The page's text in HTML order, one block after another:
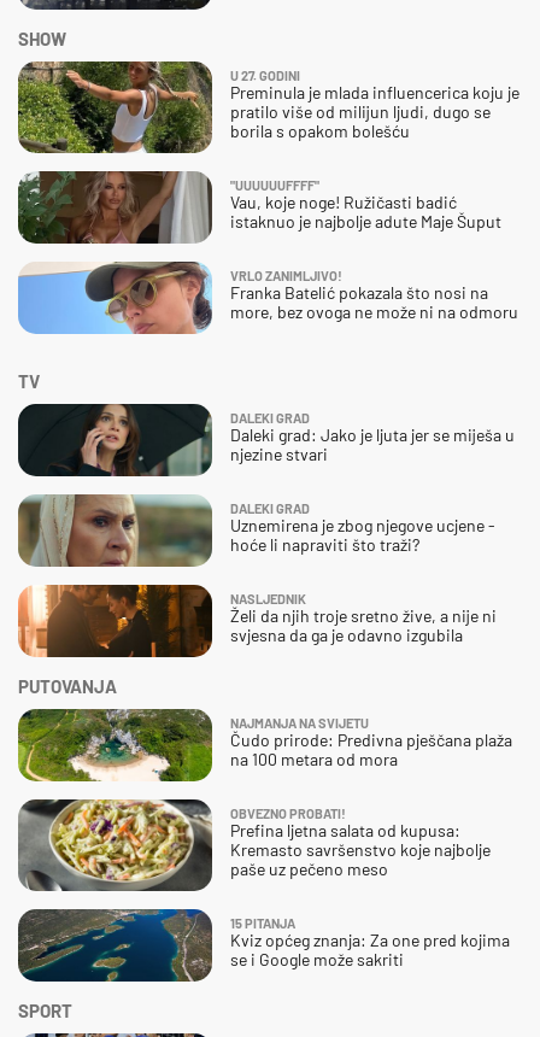
SHOW
U 27. GODINI
Preminula je mlada influencerica koju je
pratilo više od milijun ljudi, dugo se
borila s opakom bolešću
"UUUUUUFFFF"
Vau, koje noge! Ružičasti badić
istaknuo je najbolje adute Maje Šuput
VRLO ZANIMLJIVO!
Franka Batelić pokazala što nosi na
more, bez ovoga ne može ni na odmoru
SPORT
TV
DALEKI GRAD
Daleki grad: Jako je ljuta jer se miješa u
njezine stvari
DALEKI GRAD
Uznemirena je zbog njegove ucjene -
hoće li napraviti što traži?
NASLJEDNIK
Želi da njih troje sretno žive, a nije ni
svjesna da ga je odavno izgubila
PUTOVANJA
NAJMANJA NA SVIJETU
Čudo prirode: Predivna pješčana plaža
na 100 metara od mora
OBVEZNO PROBATI!
Prefina ljetna salata od kupusa:
Kremasto savršenstvo koje najbolje
paše uz pečeno meso
15 PITANJA
Kviz općeg znanja: Za one pred kojima
se i Google može sakriti